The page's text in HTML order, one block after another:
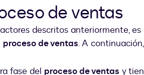
de ventas
descritos anteriormente,
proceso de ventas. A
fase del proceso de ventas y